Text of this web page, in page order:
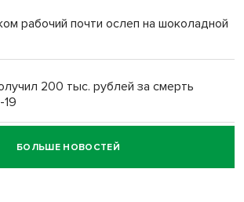
рабочий почти ослеп на шоколадной
200 тыс. рублей за смерть
наказал водителя за смерть
БОЛЬШЕ НОВОСТЕЙ